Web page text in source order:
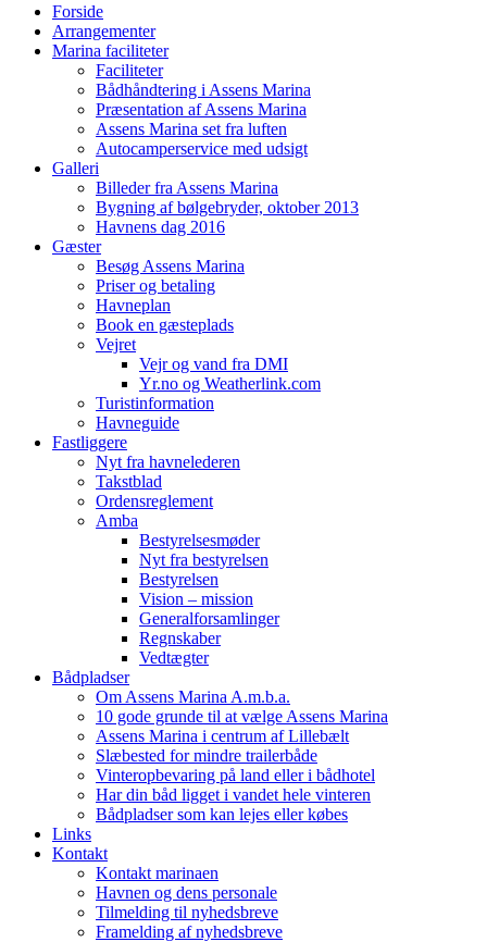
Forside
Arrangementer
Marina faciliteter
Faciliteter
Bådhåndtering i Assens Marina
Præsentation af Assens Marina
Assens Marina set fra luften
Autocamperservice med udsigt
Galleri
Billeder fra Assens Marina
Bygning af bølgebryder, oktober 2013
Havnens dag 2016
Gæster
Besøg Assens Marina
Priser og betaling
Havneplan
Book en gæsteplads
Vejret
Vejr og vand fra DMI
Yr.no og Weatherlink.com
Turistinformation
Havneguide
Fastliggere
Nyt fra havnelederen
Takstblad
Ordensreglement
Amba
Bestyrelsesmøder
Nyt fra bestyrelsen
Bestyrelsen
Vision – mission
Generalforsamlinger
Regnskaber
Vedtægter
Bådpladser
Om Assens Marina A.m.b.a.
10 gode grunde til at vælge Assens Marina
Assens Marina i centrum af Lillebælt
Slæbested for mindre trailerbåde
Vinteropbevaring på land eller i bådhotel
Har din båd ligget i vandet hele vinteren
Bådpladser som kan lejes eller købes
Links
Kontakt
Kontakt marinaen
Havnen og dens personale
Tilmelding til nyhedsbreve
Framelding af nyhedsbreve